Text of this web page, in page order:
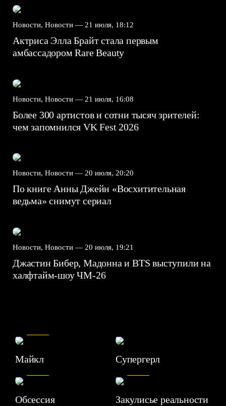
Новости, Новости — 21 июля, 18:12
Актриса Элла Брайт стала первым
амбассадором Rare Beauty
Новости, Новости — 21 июля, 16:08
Более 300 артистов и сотни тысяч зрителей:
чем запомнился VK Fest 2026
Новости, Новости — 20 июля, 20:20
По книге Анны Джейн «Восхитительная
ведьма» снимут сериал
Новости, Новости — 20 июля, 19:21
Джастин Бибер, Мадонна и BTS выступили на
халфтайм-шоу ЧМ-26
Майкл Супергерл
Обсессия
7.1
Закулисье реальности